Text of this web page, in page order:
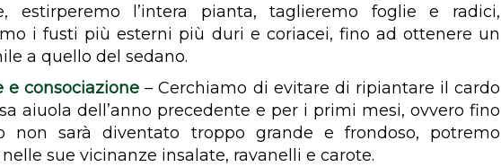
estirperemo l’intera pianta, taglieremo foglie e radici,
i fusti più esterni più duri e coriacei, fino ad ottenere un
a quello del sedano.
e consociazione– Cerchiamo di evitare di ripiantare il cardo
aiuola dell’anno precedente e per i primi mesi, ovvero fino
non sarà diventato troppo grande e frondoso, potremo
sue vicinanze insalate, ravanelli e carote.